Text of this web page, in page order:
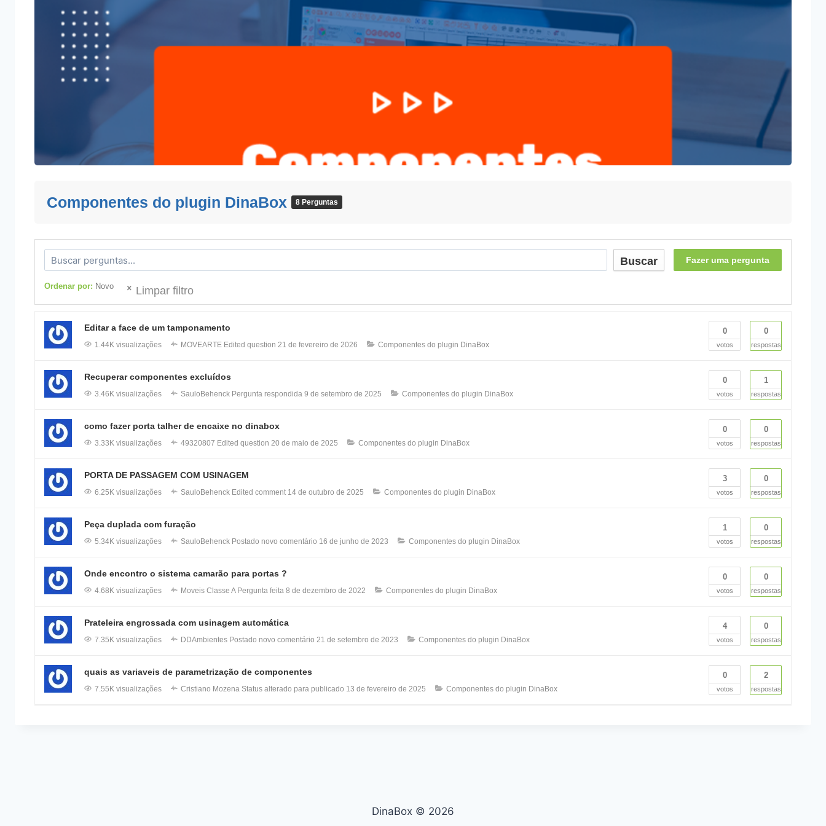
Componentes do plugin DinaBox 8 Perguntas
Fazer uma pergunta
Buscar
Ordenar por: Novo Limpar filtro
0
votos
0
respostas
Editar a face de um tamponamento
1.44K visualizações MOVEARTE Edited question 21 de fevereiro de 2026 Componentes do plugin DinaBox
0
votos
1
respostas
Recuperar componentes excluídos
3.46K visualizações SauloBehenck Pergunta respondida 9 de setembro de 2025 Componentes do plugin DinaBox
0
votos
0
respostas
como fazer porta talher de encaixe no dinabox
3.33K visualizações 49320807 Edited question 20 de maio de 2025 Componentes do plugin DinaBox
3
votos
0
respostas
PORTA DE PASSAGEM COM USINAGEM
6.25K visualizações SauloBehenck Edited comment 14 de outubro de 2025 Componentes do plugin DinaBox
1
votos
0
respostas
Peça duplada com furação
5.34K visualizações SauloBehenck Postado novo comentário 16 de junho de 2023 Componentes do plugin DinaBox
0
votos
0
respostas
Onde encontro o sistema camarão para portas ?
4.68K visualizações Moveis Classe APergunta feita 8 de dezembro de 2022 Componentes do plugin DinaBox
4
votos
0
respostas
Prateleira engrossada com usinagem automática
7.35K visualizações DDAmbientes Postado novo comentário 21 de setembro de 2023 Componentes do plugin DinaBox
0
votos
2
respostas
quais as variaveis de parametrização de componentes
7.55K visualizações Cristiano Mozena Status alterado para publicado 13 de fevereiro de 2025 Componentes do plugin DinaBox
DinaBox © 2026